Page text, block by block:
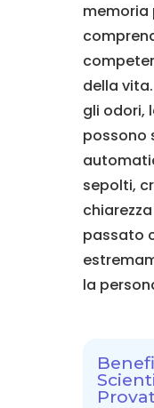
memoria
della
gli odori,
possono
sepolti,
passato
la